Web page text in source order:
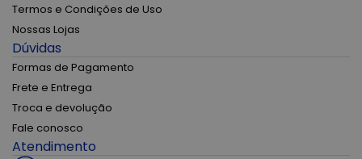
Termos e Condições de Uso
Nossas Lojas
Dúvidas
Formas de Pagamento
Frete e Entrega
Troca e devolução
Fale conosco
Atendimento